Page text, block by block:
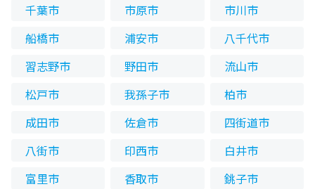
千葉市 市原市
市川市
船橋市
浦安市
八千代市
習志野市
野田市
流山市
松戸市
我孫子市
柏市
成田市
佐倉市
四街道市
八街市
印西市
白井市
富里市
香取市
銚子市